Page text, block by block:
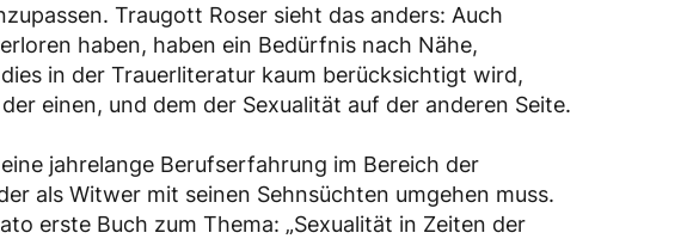
Traugott Roser sieht das anders: Auch
haben, haben ein Bedürfnis nach Nähe,
in der Trauerliteratur kaum berücksichtigt wird,
einen, und dem der Sexualität auf der anderen Seite.
jahrelange Berufserfahrung im Bereich der
als Witwer mit seinen Sehnsüchten umgehen muss.
erste Buch zum Thema: „Sexualität in Zeiten der